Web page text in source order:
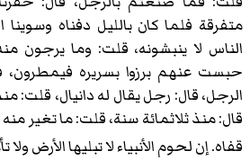
متفرقة فلما كان بالليل دفناه
الناس لا ينبشونه، قلت: وما يرجون
حبست عنهم برزوا بسريره
الرجل، قال: رجل يقال له دانيال،
قال: منذ ثلاثمائة سنة، قلت: ما تغير
قفاه. إن لحوم الأنبياء لا تبليها الأرض ولا